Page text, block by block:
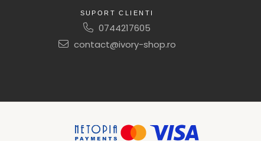
SUPORT CLIENTI
0744217605
contact@ivory-shop.ro